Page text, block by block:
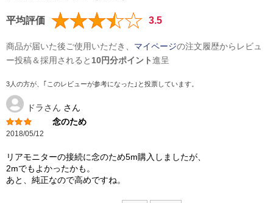
平均評価 3.5
商品が届いた後ご使用いただき、 マイページの注文履歴からレビュ
ー投稿＆採用されると 10円分ポイント進呈
3人の方が、｢このレビューが参考になった｣と投票しています。
ドラさん さん
念のため
2018/05/12
リアモニターの接続に念のため5m購入しましたが、
2mでもよかったかも。
あと、純正なので高めですね。